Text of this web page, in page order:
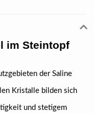
im Steintopf
der Saline
Kristalle bilden sich
und stetigem